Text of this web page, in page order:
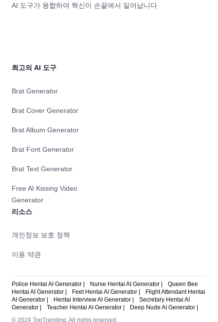
AI 도구가 융합하여 혁신이 손끝에서 일어납니다
최고의 AI 도구
Brat Generator
Brat Cover Generator
Brat Album Generator
Brat Font Generator
Brat Text Generator
Free AI Kissing Video
Generator
리소스
개인정보 보호 정책
이용 약관
Police Hentai AI Generator | Nurse Hentai AI Generator |
Queen Bee
Hentai AI Generator |
Feet Hentai AI Generator |
Flight Attendant Hentai
AI Generator |
Hentai Interview AI Generator |
Secretary Hentai AI
Generator |
Teacher Hentai AI Generator |
Deep Nude AI Generator |
© 2024 TopTrending. All rights reserved.